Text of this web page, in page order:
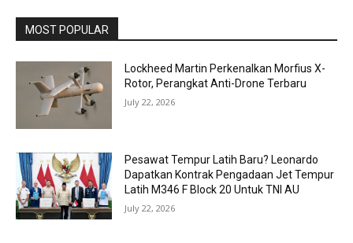
MOST POPULAR
Lockheed Martin Perkenalkan Morfius X-
Rotor, Perangkat Anti-Drone Terbaru
July 22, 2026
Pesawat Tempur Latih Baru? Leonardo
Dapatkan Kontrak Pengadaan Jet Tempur
Latih M346 F Block 20 Untuk TNI AU
July 22, 2026